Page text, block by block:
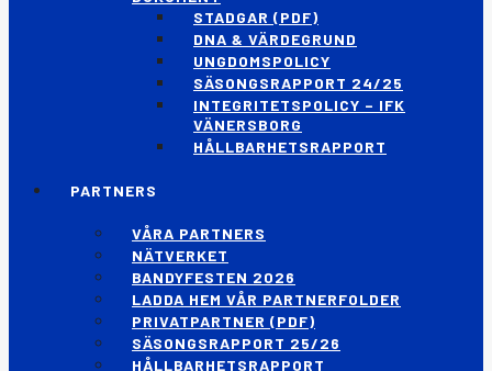
STADGAR (PDF)
DNA & VÄRDEGRUND
UNGDOMSPOLICY
SÄSONGSRAPPORT 24/25
INTEGRITETSPOLICY – IFK
VÄNERSBORG
HÅLLBARHETSRAPPORT
PARTNERS
VÅRA PARTNERS
NÄTVERKET
BANDYFESTEN 2026
LADDA HEM VÅR PARTNERFOLDER
PRIVATPARTNER (PDF)
SÄSONGSRAPPORT 25/26
HÅLLBARHETSRAPPORT